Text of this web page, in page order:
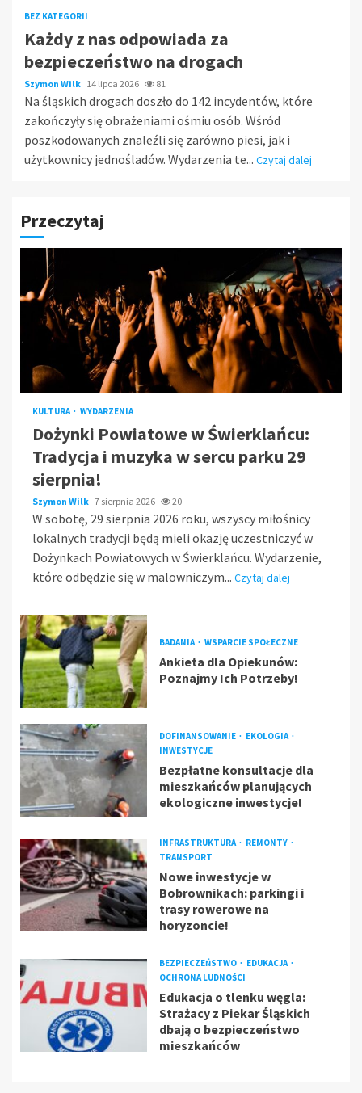
BEZ KATEGORII
Każdy z nas odpowiada za
bezpieczeństwo na drogach
Szymon Wilk 14 lipca 2026 81
Na śląskich drogach doszło do 142 incydentów, które
zakończyły się obrażeniami ośmiu osób. Wśród
poszkodowanych znaleźli się zarówno piesi, jak i
użytkownicy jednośladów. Wydarzenia te... Czytaj dalej
Przeczytaj
KULTURA WYDARZENIA
Dożynki Powiatowe w Świerklańcu:
Tradycja i muzyka w sercu parku 29
sierpnia!
Szymon Wilk 7 sierpnia 2026 20
W sobotę, 29 sierpnia 2026 roku, wszyscy miłośnicy
lokalnych tradycji będą mieli okazję uczestniczyć w
Dożynkach Powiatowych w Świerklańcu. Wydarzenie,
które odbędzie się w malowniczym... Czytaj dalej
BADANIA WSPARCIE SPOŁECZNE
Ankieta dla Opiekunów:
Poznajmy Ich Potrzeby!
DOFINANSOWANIE
EKOLOGIA
INWESTYCJE
Bezpłatne konsultacje dla
mieszkańców planujących
ekologiczne inwestycje!
INFRASTRUKTURA
REMONTY
TRANSPORT
Nowe inwestycje w
Bobrownikach: parkingi i
trasy rowerowe na
horyzoncie!
BEZPIECZEŃSTWO
EDUKACJA
OCHRONA LUDNOŚCI
Edukacja o tlenku węgla:
Strażacy z Piekar Śląskich
dbają o bezpieczeństwo
mieszkańców